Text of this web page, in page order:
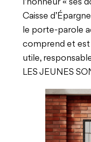
Caisse
le porte-parole
comprend et est
utile,
LES JEUNES